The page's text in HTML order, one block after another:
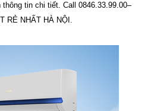
tin chi tiết. Call 0846.33.99.00–
RẺ NHẤT HÀ NỘI.